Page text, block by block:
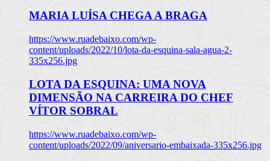
MARIA LUÍSA CHEGA A BRAGA
https://www.ruadebaixo.com/wp-
content/uploads/2022/10/lota-da-esquina-sala-agua-2-
335x256.jpg
LOTA DA ESQUINA: UMA NOVA
DIMENSÃO NA CARREIRA DO CHEF
VÍTOR SOBRAL
https://www.ruadebaixo.com/wp-
content/uploads/2022/09/aniversario-embaixada-335x256.jpg